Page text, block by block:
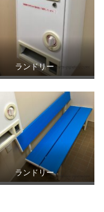
ランドリー
ランドリー